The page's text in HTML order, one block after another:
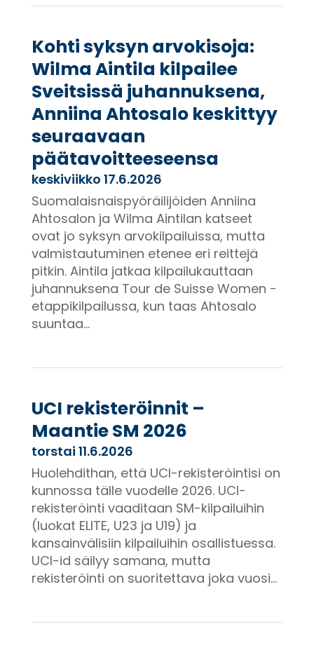
Kohti syksyn arvokisoja:
Wilma Aintila kilpailee
Sveitsissä juhannuksena,
Anniina Ahtosalo keskittyy
seuraavaan
päätavoitteeseensa
keskiviikko 17.6.2026
Suomalaisnaispyöräilijöiden Anniina
Ahtosalon ja Wilma Aintilan katseet
ovat jo syksyn arvokilpailuissa, mutta
valmistautuminen etenee eri reittejä
pitkin. Aintila jatkaa kilpailukauttaan
juhannuksena Tour de Suisse Women -
etappikilpailussa, kun taas Ahtosalo
suuntaa...
UCI rekisteröinnit –
Maantie SM 2026
torstai 11.6.2026
Huolehdithan, että UCI-rekisteröintisi on
kunnossa tälle vuodelle 2026. UCI-
rekisteröinti vaaditaan SM-kilpailuihin
(luokat ELITE, U23 ja U19) ja
kansainvälisiin kilpailuihin osallistuessa.
UCI-id säilyy samana, mutta
rekisteröinti on suoritettava joka vuosi...